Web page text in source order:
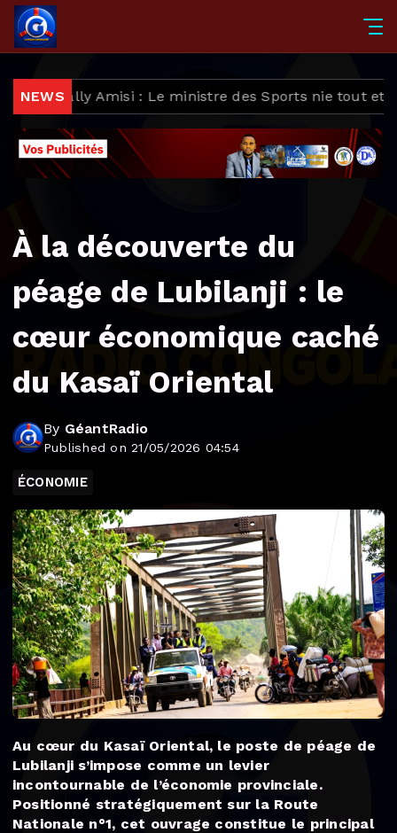
NEWS
Amisi : Le ministre des Sports nie tout et pointe la
À la découverte du
péage de Lubilanji : le
cœur économique caché
du Kasaï Oriental
By GéantRadio
Published on 21/05/2026 04:54
ÉCONOMIE
Au cœur du Kasaï Oriental, le poste de péage de
Lubilanji s’impose comme un levier
incontournable de l’économie provinciale.
Positionné stratégiquement sur la Route
Nationale n°1, cet ouvrage constitue le principal